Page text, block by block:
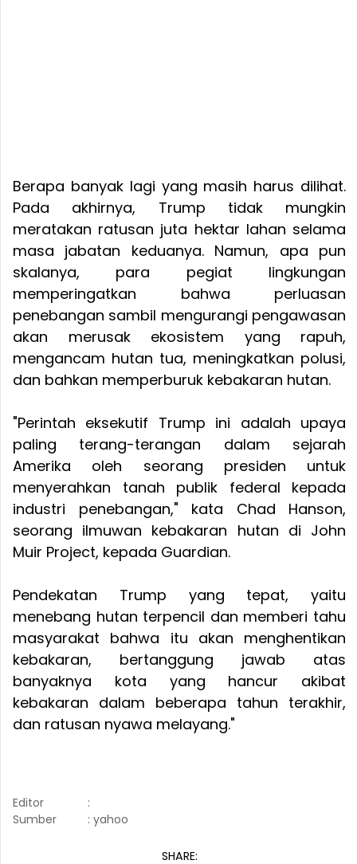
Berapa banyak lagi yang masih harus dilihat.
Pada akhirnya, Trump tidak mungkin
meratakan ratusan juta hektar lahan selama
masa jabatan keduanya. Namun, apa pun
skalanya, para pegiat lingkungan
memperingatkan bahwa perluasan
penebangan sambil mengurangi pengawasan
akan merusak ekosistem yang rapuh,
mengancam hutan tua, meningkatkan polusi,
dan bahkan memperburuk kebakaran hutan.
"Perintah eksekutif Trump ini adalah upaya
paling terang-terangan dalam sejarah
Amerika oleh seorang presiden untuk
menyerahkan tanah publik federal kepada
industri penebangan," kata Chad Hanson,
seorang ilmuwan kebakaran hutan di John
Muir Project, kepada Guardian.
Pendekatan Trump yang tepat, yaitu
menebang hutan terpencil dan memberi tahu
masyarakat bahwa itu akan menghentikan
kebakaran, bertanggung jawab atas
banyaknya kota yang hancur akibat
kebakaran dalam beberapa tahun terakhir,
dan ratusan nyawa melayang."
Editor
:
Sumber
: yahoo
SHARE: